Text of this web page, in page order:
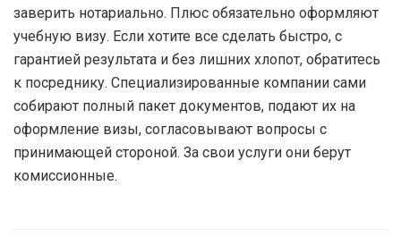
заверить нотариально. Плюс обязательно оформляют
учебную визу. Если хотите все сделать быстро, с
гарантией результата и без лишних хлопот, обратитесь
к посреднику. Специализированные компании сами
собирают полный пакет документов, подают их на
оформление визы, согласовывают вопросы с
принимающей стороной. За свои услуги они берут
комиссионные.